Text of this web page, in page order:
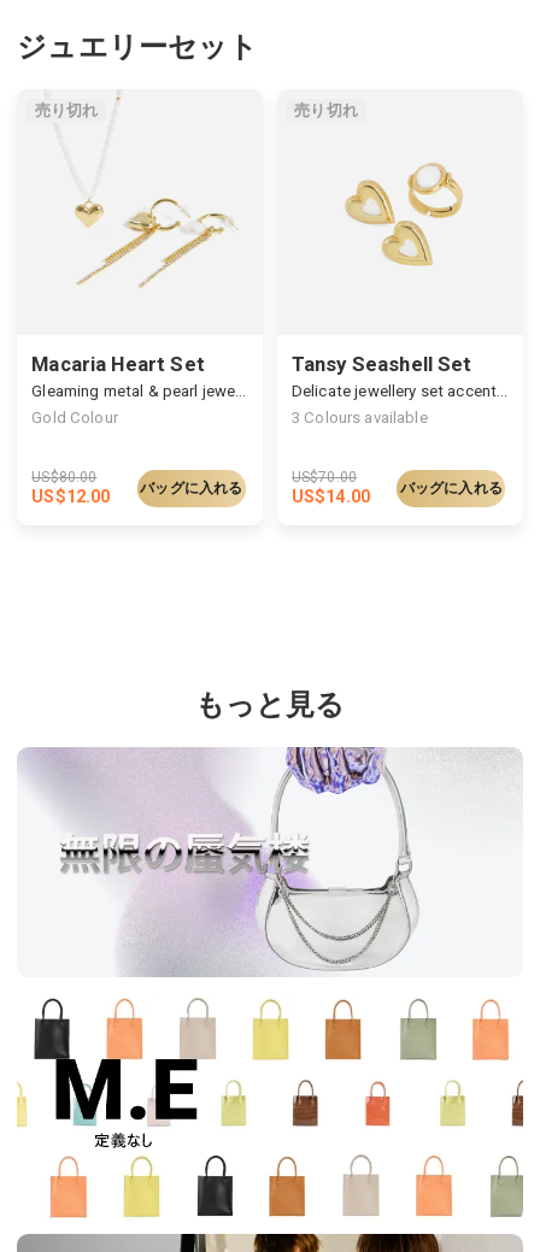
ジュエリーセット
売り切れ
Macaria Heart Set
Gleaming metal & pearl jewellery set
Gold Colour
US$80.00
US$12.00 バッグに入れる
売り切れ
Tansy Seashell Set
Delicate jewellery set accented with seashell
3 Colours available
US$70.00
US$14.00 バッグに入れる
もっと見る